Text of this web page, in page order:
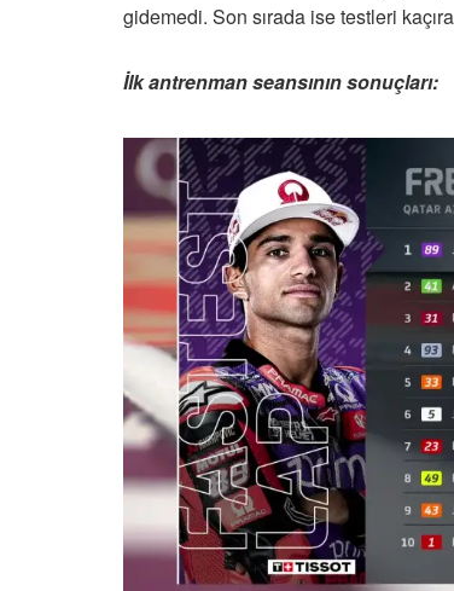
gidemedi. Son sırada ise testleri
İlk antrenman seansının sonuçları: